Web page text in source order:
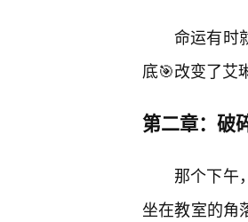
命运有时
底🎯改变了艾
第二章：破
那个下午
坐在教室的角